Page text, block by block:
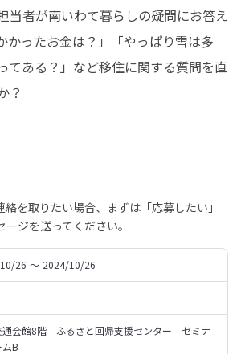
当者が南いわて暮らしの疑問にお答え
かったお金は？」「やっぱり雪は多
てある？」など移住に関する質問を直
？
を取りたい場合、まずは「応募したい」
ジを送ってください。
26 〜 2024/10/26
通会館8階　ふるさと回帰支援センター　セミナ
B